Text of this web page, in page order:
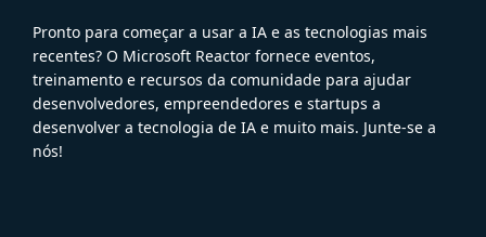
Pronto para começar a usar a IA e as tecnologias mais
recentes? O Microsoft Reactor fornece eventos,
treinamento e recursos da comunidade para ajudar
desenvolvedores, empreendedores e startups a
desenvolver a tecnologia de IA e muito mais. Junte-se a
nós!